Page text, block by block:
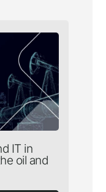
IT in
oil and